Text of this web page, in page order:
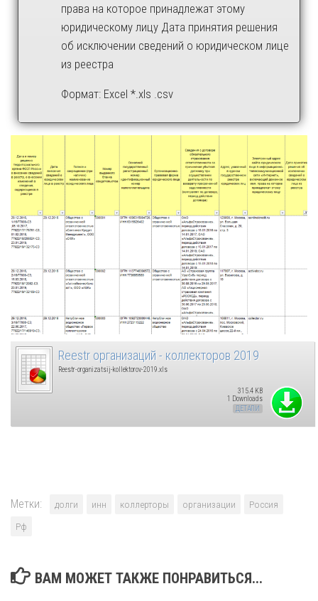
права на которое принадлежат этому
юридическому лицу Дата принятия решения
об исключении сведений о юридическом лице
из реестра
Формат: Excel *.xls .csv
Reestr организаций - коллекторов 2019
Reestr-organizatsij-kollektorov-2019.xls
315.4 KB
1 Downloads
ДЕТАЛИ
Метки: долги инн коллерторы организации
Россия
Рф
ВАМ МОЖЕТ ТАКЖЕ ПОНРАВИТЬСЯ...